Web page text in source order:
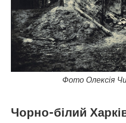
Фото Олексія
Чорно-білий